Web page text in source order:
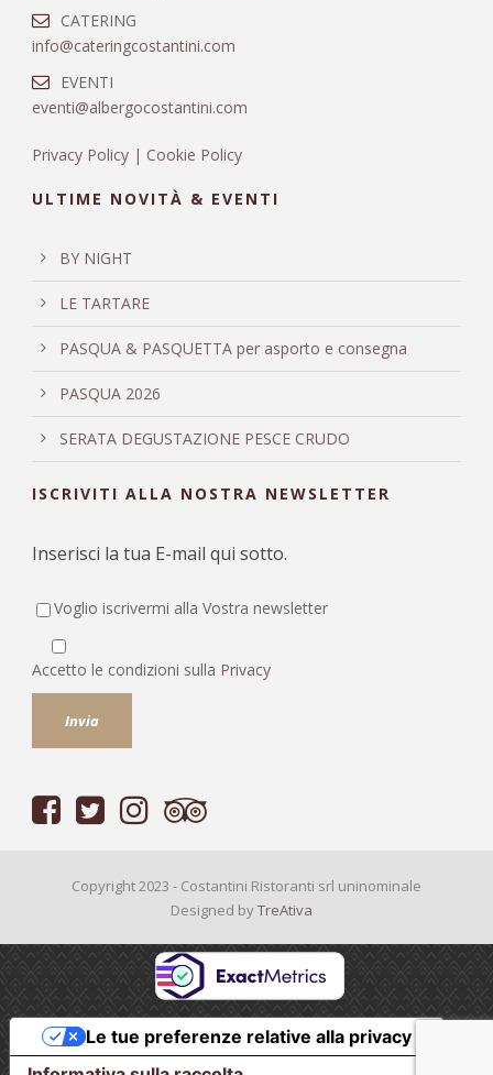
CATERING
info@cateringcostantini.com
EVENTI
eventi@albergocostantini.com
Privacy Policy | Cookie Policy
ULTIME NOVITÀ & EVENTI
BY NIGHT
LE TARTARE
PASQUA & PASQUETTA per asporto e consegna
PASQUA 2026
SERATA DEGUSTAZIONE PESCE CRUDO
ISCRIVITI ALLA NOSTRA NEWSLETTER
Inserisci la tua E-mail qui sotto.
Voglio iscrivermi alla Vostra newsletter
Accetto le condizioni sulla Privacy
Copyright 2023 - Costantini Ristoranti srl uninominale
Designed byTreAtiva
Le tue preferenze relative alla privacy